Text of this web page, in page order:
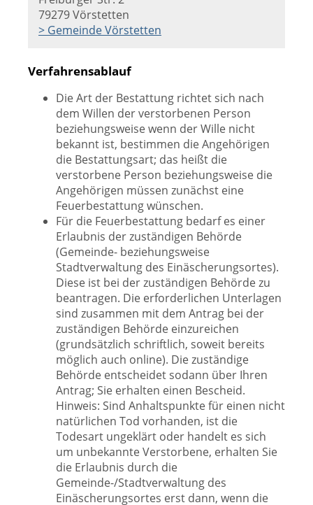
79279 Vörstetten
> Gemeinde Vörstetten
Verfahrensablauf
Die Art der Bestattung richtet sich nach
dem Willen der verstorbenen Person
beziehungsweise wenn der Wille nicht
bekannt ist, bestimmen die Angehörigen
die Bestattungsart; das heißt die
verstorbene Person beziehungsweise die
Angehörigen müssen zunächst eine
Feuerbestattung wünschen.
Für die Feuerbestattung bedarf es einer
Erlaubnis der zuständigen Behörde
(Gemeinde- beziehungsweise
Stadtverwaltung des Einäscherungsortes).
Diese ist bei der zuständigen Behörde zu
beantragen. Die erforderlichen Unterlagen
sind zusammen mit dem Antrag bei der
zuständigen Behörde einzureichen
(grundsätzlich schriftlich, soweit bereits
möglich auch online). Die zuständige
Behörde entscheidet sodann über Ihren
Antrag; Sie erhalten einen Bescheid.
Hinweis: Sind Anhaltspunkte für einen nicht
natürlichen Tod vorhanden, ist die
Todesart ungeklärt oder handelt es sich
um unbekannte Verstorbene, erhalten Sie
die Erlaubnis durch die
Gemeinde-/Stadtverwaltung des
Einäscherungsortes erst dann, wenn die